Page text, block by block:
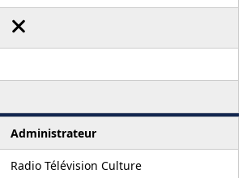
Administrateur
Radio Télévision Culture